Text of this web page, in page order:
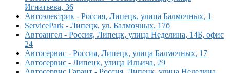
Игнатьева, 36
Автоэлектрик - Россия, Липецк, улица Балмочных, 1
ServiсePark - Липецк, ул. Балмочных, 17б
Автоангел - Россия, Липецк, улица Неделина, 14Б, офис
24
Автосервис - Россия, Липецк, улица Балмочных, 17
Автосервис - Липецк, улица Ильича, 29